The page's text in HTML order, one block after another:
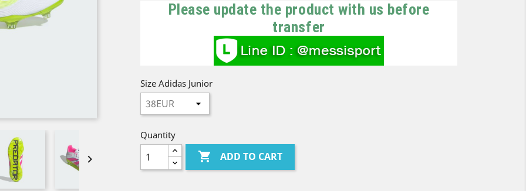

Please update the product with us before
transfer
Size Adidas Junior
Quantity
 ADD TO CART